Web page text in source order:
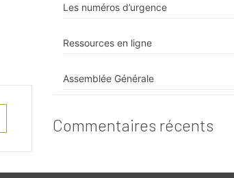
Les numéros d’urgence
Ressources en ligne
Assemblée Générale
Commentaires récents